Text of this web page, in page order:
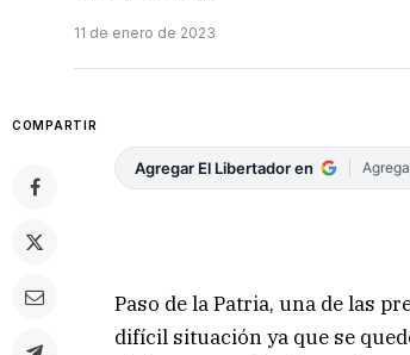
11 de enero de 2023
COMPARTIR
Agregar El Libertador en
Paso de la Patria, una de las
difícil situación ya que se